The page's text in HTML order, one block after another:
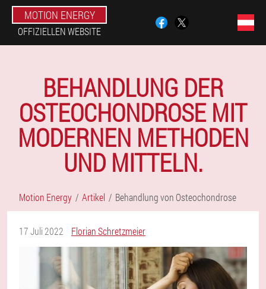
MOTION ENERGY
OFFIZIELLEN WEBSITE
BEHANDLUNG DER
OSTEOCHONDROSE MIT
MODERNEN METHODEN
UND MITTELN.
Motion Energy Artikel Behandlung von Osteochondrose
17 Juli 2022 Florian Schretzmeier